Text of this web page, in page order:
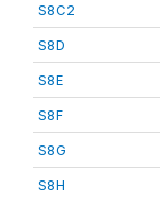
S8C2
S8D
S8E
S8F
S8G
S8H